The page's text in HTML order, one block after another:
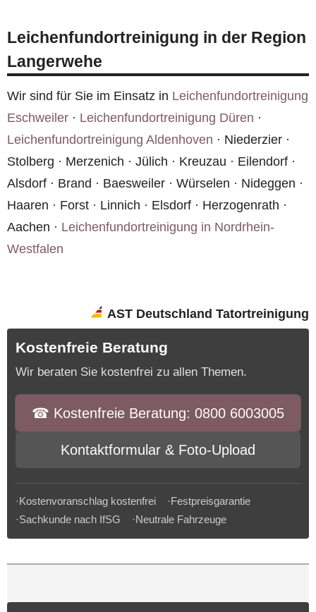
Kontaminationen werden beseitigt, sodass Sie
bedenkenlos einziehen können.
Leichenfundortreinigung in der Region
Langerwehe
Wir sind für Sie im Einsatz in Leichenfundortreinigung
Eschweiler · Leichenfundortreinigung Düren ·
Leichenfundortreinigung Aldenhoven · Niederzier ·
Stolberg · Merzenich · Jülich · Kreuzau · Eilendorf ·
Alsdorf · Brand · Baesweiler · Würselen · Nideggen ·
Haaren · Forst · Linnich · Elsdorf · Herzogenrath ·
Aachen · Leichenfundortreinigung in Nordrhein-
Westfalen
AST Deutschland Tatortreinigung
Kostenfreie Beratung
Wir beraten Sie kostenfrei zu allen Themen.
☎︎ Kostenfreie Beratung: 0800 6003005
Kontaktformular & Foto-Upload
·Kostenvoranschlag kostenfrei ·Festpreisgarantie
·Sachkunde nach IfSG ·Neutrale Fahrzeuge